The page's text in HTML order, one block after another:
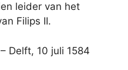
leider van het
Filips II.
Delft, 10 juli 1584